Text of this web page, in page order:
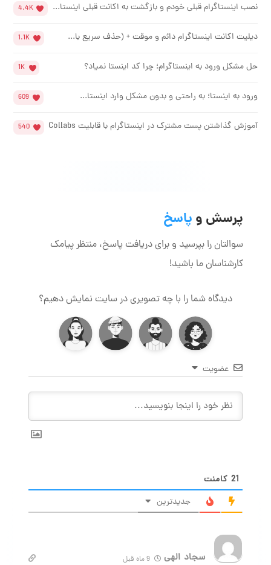
نصب اینستاگرام قبلی خودم و بازگشت به اکانت قبلی اینستا... 4.4K
دیلیت اکانت اینستاگرام دائم و موقت + (حذف سریع با... 1.1K
حل مشکل ورود به اینستاگرام؛ چرا کد اینستا نمیاد؟ 1K
ورود به اینستا؛ به راحتی و بدون مشکل وارد اینستا... 609
آموزش گذاشتن پست مشترک در اینستاگرام با قابلیت Collabs 540
پرسش و پاسخ
سوالتان را بپرسید و برای دریافت پاسخ، منتظر پیامک
کارشناسان ما باشید!
دیدگاه شما را با چه تصویری در سایت نمایش دهیم؟
عضویت
21 کامنت
جدیدترین
سجاد الهی